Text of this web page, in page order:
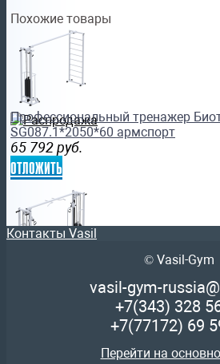
Похожие товары
Профессиональный тренажер
SG087.1*2050*60 армспорт
65 792 руб.
отложить
Профессиональный силовой
2х75 кг Sabirgym
Контакты Vasil
© Vasil-Gym
vasil-gym-
+7(343) 328
+7(77172) 69
Перейти на